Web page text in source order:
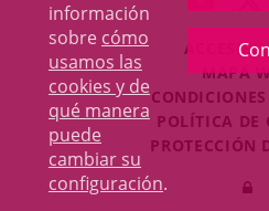
información
sobre cómo
usamos las
cookies y de
qué manera
puede
cambiar su
configuración.
A
UNA
MAPA
CONDICIONES
POLÍTICA DE
PROTECCIÓN